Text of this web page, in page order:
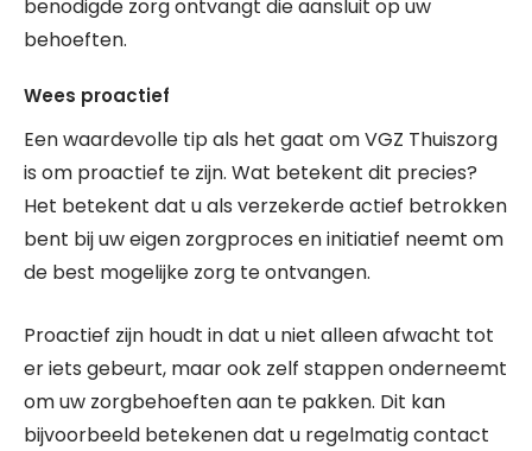
benodigde zorg ontvangt die aansluit op uw
behoeften.
Wees proactief
Een waardevolle tip als het gaat om VGZ Thuiszorg
is om proactief te zijn. Wat betekent dit precies?
Het betekent dat u als verzekerde actief betrokken
bent bij uw eigen zorgproces en initiatief neemt om
de best mogelijke zorg te ontvangen.
Proactief zijn houdt in dat u niet alleen afwacht tot
er iets gebeurt, maar ook zelf stappen onderneemt
om uw zorgbehoeften aan te pakken. Dit kan
bijvoorbeeld betekenen dat u regelmatig contact